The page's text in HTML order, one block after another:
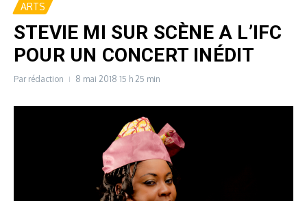
ARTS
STEVIE MI SUR SCÈNE A L’IFC
POUR UN CONCERT INÉDIT
Par rédaction 8 mai 2018 15 h 25 min